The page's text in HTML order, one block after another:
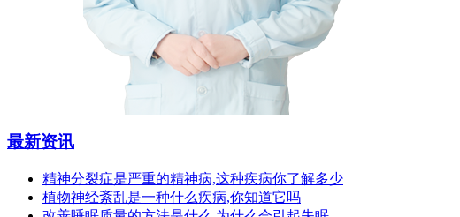
最新资讯
精神分裂症是严重的精神病,这种疾病你了解多少
植物神经紊乱是一种什么疾病,你知道它吗